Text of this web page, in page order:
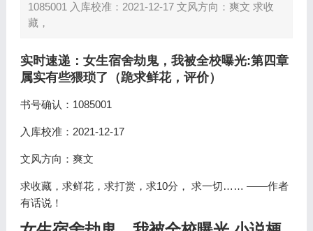
1085001 入库校准：2021-12-17 文风方向：爽文 求收
藏，
实时速递：女生宿舍劫鬼，我被全校曝光:第四章
属实有些猥琐了（跪求鲜花，评价）
书号确认：1085001
入库校准：2021-12-17
文风方向：爽文
求收藏，求鲜花，求打赏，求10分， 求一切…… ——作者
有话说！